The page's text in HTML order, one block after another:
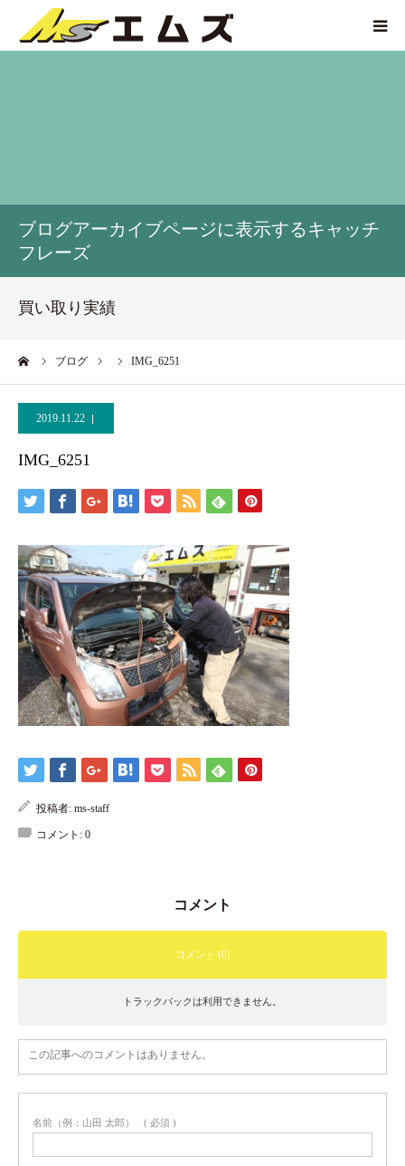
ブログアーカイブページに表示するキャッチ
フレーズ
買い取り実績
ブログ IMG_6251
2019.11.22
IMG_6251
投稿者: ms-staff
コメント: 0
コメント
コメント (0)
トラックバックは利用できません。
この記事へのコメントはありません。
名前（例：山田 太郎） ( 必須 )
サービス紹介
お問い合わせ